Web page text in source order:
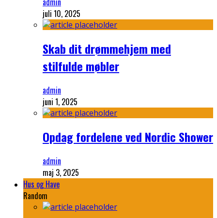
juli 10, 2025
Skab dit drømmehjem med
stilfulde møbler
admin
juni 1, 2025
Opdag fordelene ved Nordic Shower
admin
maj 3, 2025
Hus og Have
Random